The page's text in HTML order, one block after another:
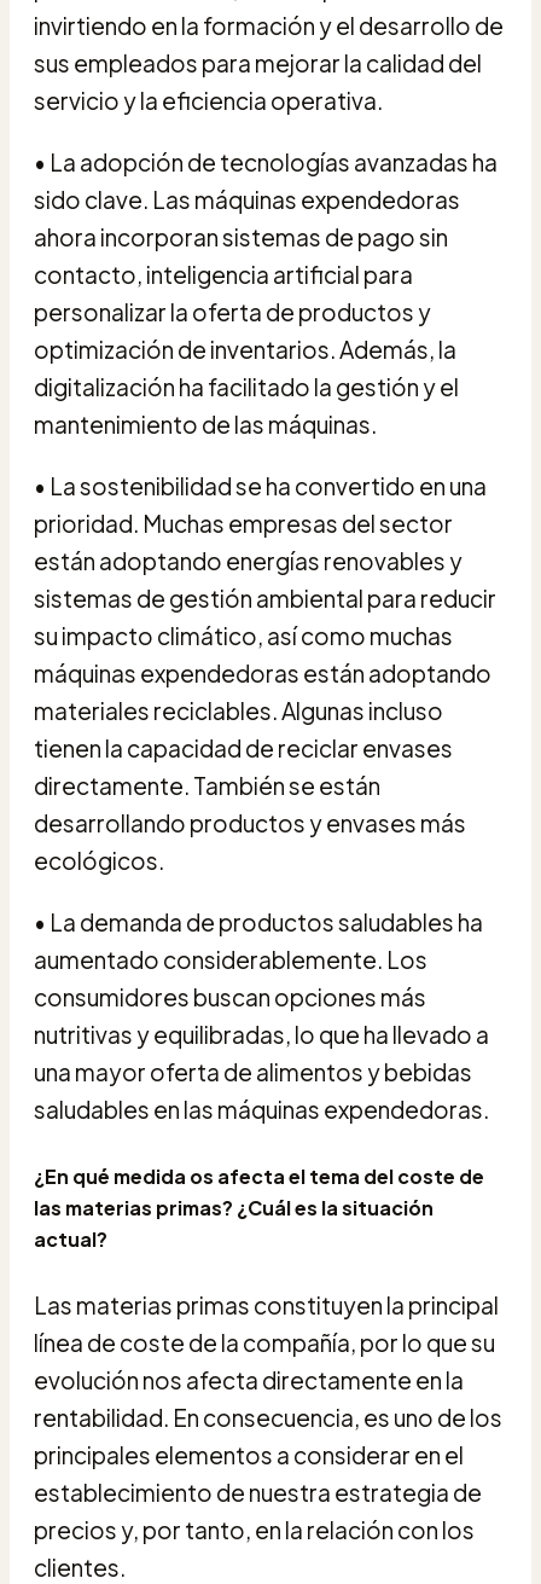
invirtiendo en la formación y el desarrollo de
sus empleados para mejorar la calidad del
servicio y la eficiencia operativa.
• La adopción de tecnologías avanzadas ha
sido clave. Las máquinas expendedoras
ahora incorporan sistemas de pago sin
contacto, inteligencia artificial para
personalizar la oferta de productos y
optimización de inventarios. Además, la
digitalización ha facilitado la gestión y el
mantenimiento de las máquinas.
• La sostenibilidad se ha convertido en una
prioridad. Muchas empresas del sector
están adoptando energías renovables y
sistemas de gestión ambiental para reducir
su impacto climático, así como muchas
máquinas expendedoras están adoptando
materiales reciclables. Algunas incluso
tienen la capacidad de reciclar envases
directamente. También se están
desarrollando productos y envases más
ecológicos.
• La demanda de productos saludables ha
aumentado considerablemente. Los
consumidores buscan opciones más
nutritivas y equilibradas, lo que ha llevado a
una mayor oferta de alimentos y bebidas
saludables en las máquinas expendedoras.
¿En qué medida os afecta el tema del coste de
las materias primas? ¿Cuál es la situación
actual?
Las materias primas constituyen la principal
línea de coste de la compañía, por lo que su
evolución nos afecta directamente en la
rentabilidad. En consecuencia, es uno de los
principales elementos a considerar en el
establecimiento de nuestra estrategia de
precios y, por tanto, en la relación con los
clientes.